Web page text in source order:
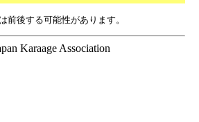
前後する可能性があります。
Karaage Association